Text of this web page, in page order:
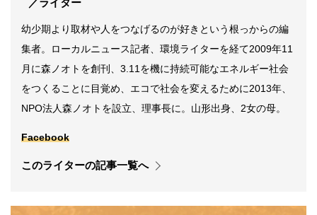
／ライター
幼少期より取材や人をつなげるのが好きという根っからの編
集者。ローカルニュース記者、環境ライターを経て2009年11
月に森ノオトを創刊、3.11を機に持続可能なエネルギー社会
をつくることに目覚め、エコで社会を変えるために2013年、
NPO法人森ノオトを設立、理事長に。山形出身、2女の母。
Facebook
このライターの記事一覧へ